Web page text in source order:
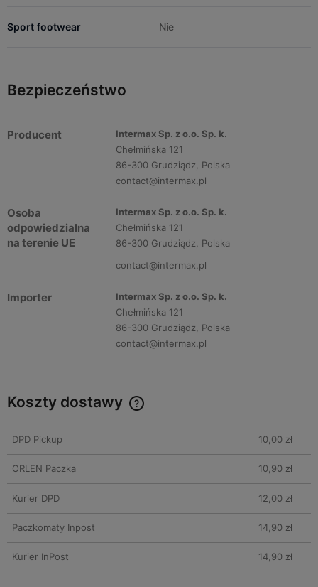
Sport footwear Nie
Bezpieczeństwo
Producent
Intermax Sp. z o.o. Sp. k.
Chełmińska 121
86-300 Grudziądz, Polska
contact@intermax.pl
Osoba
odpowiedzialna
na terenie UE
Intermax Sp. z o.o. Sp. k.
Chełmińska 121
86-300 Grudziądz, Polska
contact@intermax.pl
Importer
Intermax Sp. z o.o. Sp. k.
Chełmińska 121
86-300 Grudziądz, Polska
contact@intermax.pl
Koszty dostawy
DPD Pickup 10,00 zł
ORLEN Paczka 10,90 zł
Kurier DPD 12,00 zł
Paczkomaty Inpost 14,90 zł
Kurier InPost 14,90 zł